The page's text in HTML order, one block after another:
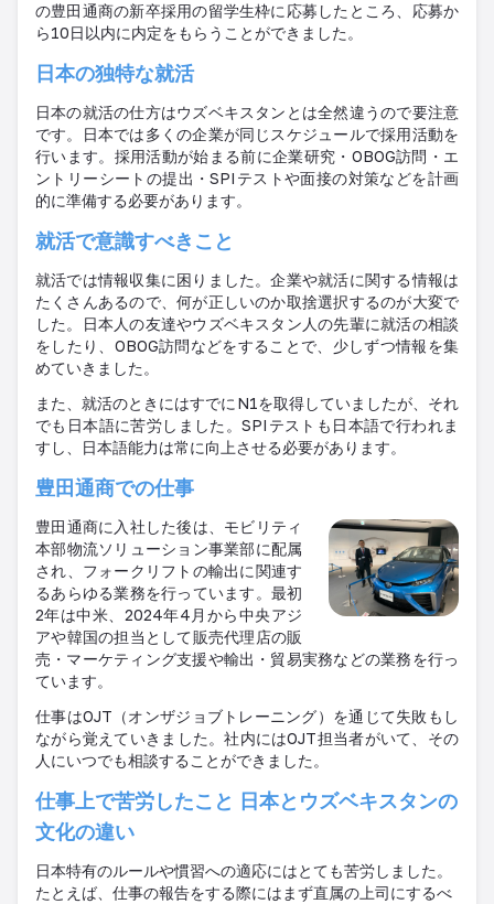
の豊田通商の新卒採用の留学生枠に応募したところ、応募か
ら10日以内に内定をもらうことができました。
日本の独特な就活
日本の就活の仕方はウズベキスタンとは全然違うので要注意
です。日本では多くの企業が同じスケジュールで採用活動を
行います。採用活動が始まる前に企業研究・ OBOG訪問・エ
ントリーシートの提出・SPI テストや面接の対策などを計画
的に準備する必要があります。
就活で意識すべきこと
就活では情報収集に困りました。企業や就活に関する情報は
たくさんあるので、何が正しいのか取捨選択するのが大変で
した。日本人の友達やウズベキスタン人の先輩に就活の相談
をしたり、 OBOG訪問などをすることで、少しずつ情報を集
めていきました。
また、就活のときにはすでに N1を取得していましたが、それ
でも日本語に苦労しました。SPI テストも日本語で行われま
すし、日本語能力は常に向上させる必要があります。
豊田通商での仕事
豊田通商に入社した後は、モビリティ
本部物流ソリューション事業部に配属
され、フォークリフトの輸出に関連す
るあらゆる業務を行っています。最初
2年は中米、 2024年4 月から中央アジ
アや韓国の担当として販売代理店の販
売・マーケティング支援や輸出・貿易実務などの業務を行っ
ています。
仕事はOJT （オンザジョブトレーニング）を通じて失敗もし
ながら覚えていきました。社内にはOJT担当者がいて、その
人にいつでも相談することができました。
仕事上で苦労したこと 日本とウズベキスタンの
文化の違い
日本特有のルールや慣習への適応にはとても苦労しました。
たとえば、仕事の報告をする際にはまず直属の上司にするべ